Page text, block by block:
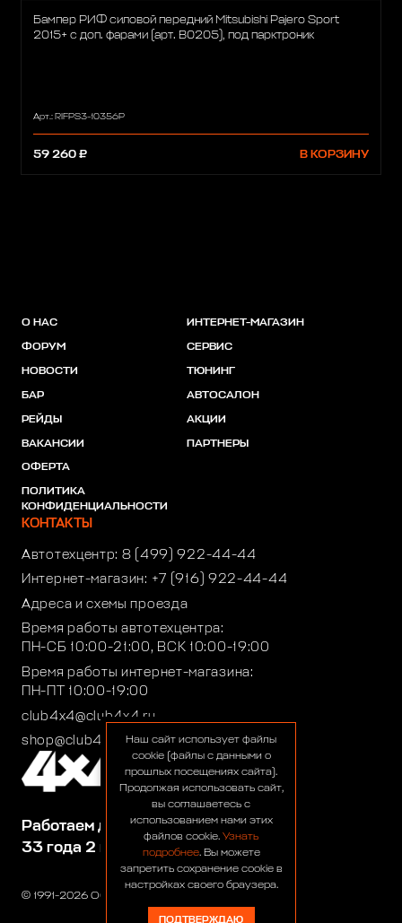
Бампер РИФ силовой передний Mitsubishi Pajero Sport
2015+ с доп. фарами (арт. B0205), под парктроник
Арт.: RIFPS3-10356P
59 260 ₽ В КОРЗИНУ
© 1991-2026 ООО «Сервис 4х4»
Работаем для вас:
33 года 2 месяца 23 дня
О НАС
ФОРУМ
НОВОСТИ
БАР
РЕЙДЫ
ВАКАНСИИ
ОФЕРТА
ПОЛИТИКА
КОНФИДЕНЦИАЛЬНОСТИ
ИНТЕРНЕТ-МАГАЗИН
СЕРВИС
ТЮНИНГ
АВТОСАЛОН
АКЦИИ
ПАРТНЕРЫ
КОНТАКТЫ
Автотехцентр: 8 (499) 922-44-44
Интернет-магазин: +7 (916) 922-44-44
Адреса и схемы проезда
Время работы автотехцентра:
ПН-СБ 10:00-21:00, ВСК 10:00-19:00
Время работы интернет-магазина:
ПН-ПТ 10:00-19:00
club4x4@club4x4.ru
shop@club4x4.ruНаш сайт использует файлы
cookie (файлы с данными о
прошлых посещениях сайта).
Продолжая использовать сайт,
вы соглашаетесь с
использованием нами этих
файлов cookie. Узнать
подробнее. Вы можете
запретить сохранение cookie в
настройках своего браузера.
ПОДТВЕРЖДАЮ